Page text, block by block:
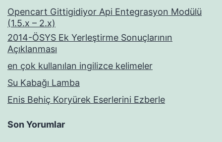
Opencart Gittigidiyor Api Entegrasyon Modülü
(1.5.x – 2.x)
2014-ÖSYS Ek Yerleştirme Sonuçlarının
Açıklanması
en çok kullanılan ingilizce kelimeler
Su Kabağı Lamba
Enis Behiç Koryürek Eserlerini Ezberle
Son Yorumlar